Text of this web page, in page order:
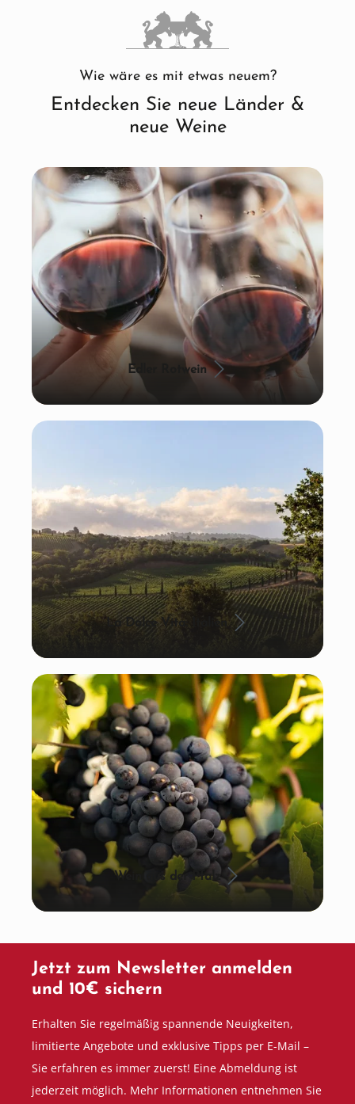
Wie wäre es mit etwas neuem?
Entdecken Sie neue Länder &
neue Weine
Edler Rotwein
La Dolce Vita: Italien
Wein aus der Pfalz
Jetzt zum Newsletter anmelden
und 10€ sichern
Erhalten Sie regelmäßig spannende Neuigkeiten,
limitierte Angebote und exklusive Tipps per E-Mail –
Sie erfahren es immer zuerst! Eine Abmeldung ist
jederzeit möglich. Mehr Informationen entnehmen Sie